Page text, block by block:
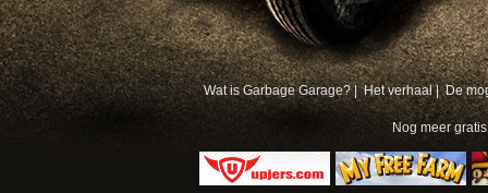
Wat is Garbage Garage? | Het verhaal | De
Nog meer